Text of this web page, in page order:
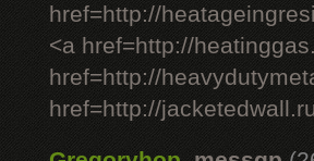
href=http://
<a href=http://
href=http://
href=http://